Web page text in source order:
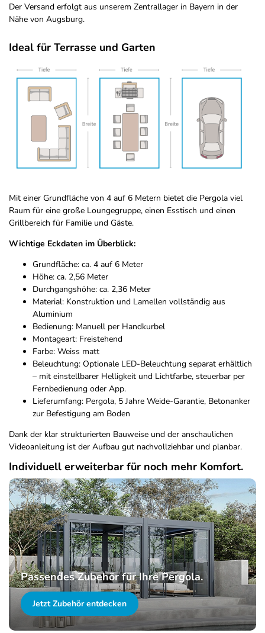
Der Versand erfolgt aus unserem Zentrallager in Bayern in der
Nähe von Augsburg.
Ideal für Terrasse und Garten
Mit einer Grundfläche von 4 auf 6 Metern bietet die Pergola viel
Raum für eine große Loungegruppe, einen Esstisch und einen
Grillbereich für Familie und Gäste.
Wichtige Eckdaten im Überblick:
Grundfläche: ca. 4 auf 6 Meter
Höhe: ca. 2,56 Meter
Durchgangshöhe: ca. 2,36 Meter
Material: Konstruktion und Lamellen vollständig aus
Aluminium
Bedienung: Manuell per Handkurbel
Montageart: Freistehend
Farbe: Weiss matt
Beleuchtung: Optionale LED-Beleuchtung separat erhältlich
– mit einstellbarer Helligkeit und Lichtfarbe, steuerbar per
Fernbedienung oder App.
Lieferumfang: Pergola, 5 Jahre Weide-Garantie, Betonanker
zur Befestigung am Boden
Dank der klar strukturierten Bauweise und der anschaulichen
Videoanleitung ist der Aufbau gut nachvollziehbar und planbar.
Individuell erweiterbar für noch mehr Komfort.
Passendes Zubehör für Ihre Pergola.
Jetzt Zubehör entdecken